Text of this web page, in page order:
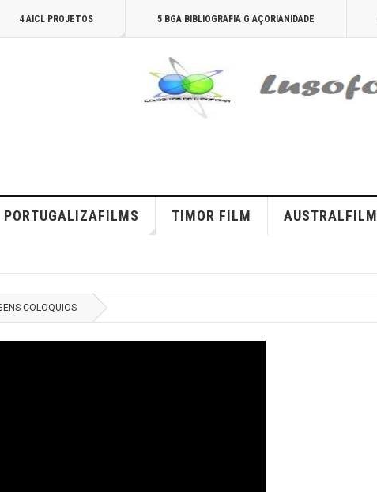
4 AICL PROJETOS 5 BGA BIBLIOGRAFIA G AÇORIANIDADE
PORTUGALIZAFILMS TIMOR FILM AUSTRALFILM
COLOQUIOS